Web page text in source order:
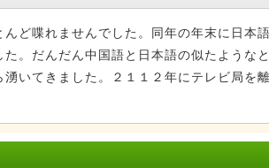
ど喋れませんでした。同年の年末に日本
。だんだん中国語と日本語の似たような
いてきました。２１１２年にテレビ局を